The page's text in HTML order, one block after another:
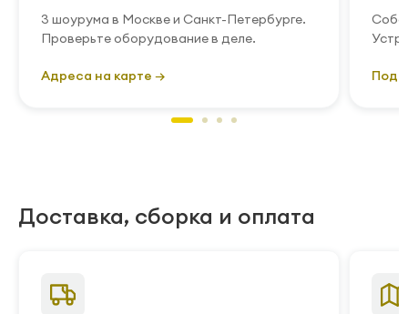
3 шоурума в Москве и Санкт-Петербурге.
Проверьте оборудование в деле.
Адреса на карте →
Доставка, сборка и оплата